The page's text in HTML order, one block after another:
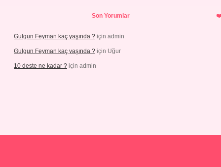
Son Yorumlar
Gulgun Feyman kaç yaşında ? için admin
Gulgun Feyman kaç yaşında ? için Uğur
10 deste ne kadar ? için admin